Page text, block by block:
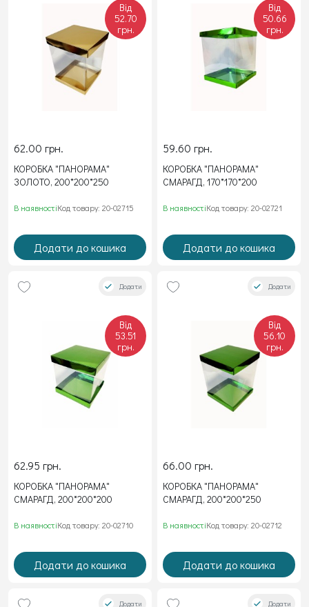
Від
52.70
грн.
62.00 грн.
КОРОБКА "ПАНОРАМА"
ЗОЛОТО, 200*200*250
В наявностіКод товару: 20-02715
Додати до кошика
Від
50.66
грн.
59.60 грн.
КОРОБКА "ПАНОРАМА"
СМАРАГД, 170*170*200
В наявностіКод товару: 20-02721
Додати до кошика
Додати
Від
53.51
грн.
62.95 грн.
КОРОБКА "ПАНОРАМА"
СМАРАГД, 200*200*200
В наявностіКод товару: 20-02710
Додати до кошика
Додати
Від
56.10
грн.
66.00 грн.
КОРОБКА "ПАНОРАМА"
СМАРАГД, 200*200*250
В наявностіКод товару: 20-02712
Додати до кошика
Додати Додати